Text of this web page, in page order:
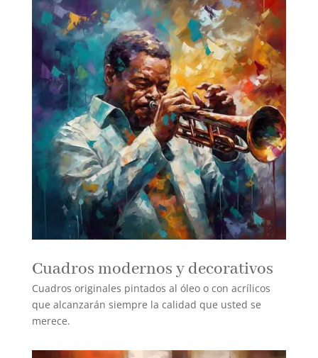
Cuadros modernos y decorativos
Cuadros originales pintados al óleo o con acrílicos
que alcanzarán siempre la calidad que usted se
merece.